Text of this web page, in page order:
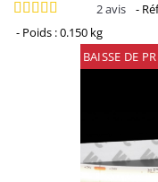
2avis -
- Poids :0.150 kg
BAISSE DE